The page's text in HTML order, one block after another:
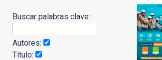
Buscar palabras clave:
Autores:
Título: